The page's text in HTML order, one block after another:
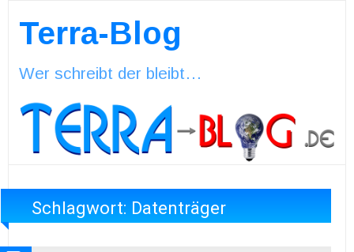
Terra-Blog
Wer schreibt der bleibt…
Schlagwort: Datenträger